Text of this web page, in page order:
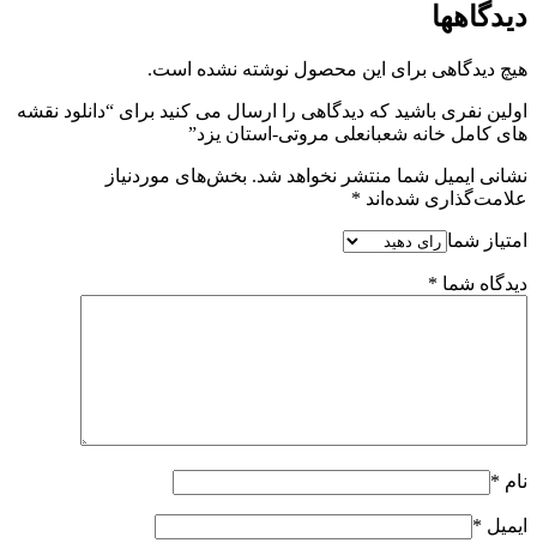
دیدگاهها
هیچ دیدگاهی برای این محصول نوشته نشده است.
اولین نفری باشید که دیدگاهی را ارسال می کنید برای “دانلود نقشه
های کامل خانه شعبانعلی مروتی-استان یزد”
نشانی ایمیل شما منتشر نخواهد شد. بخش‌های موردنیاز
علامت‌گذاری شده‌اند *
امتیاز شما
دیدگاه شما *
نام *
ایمیل *